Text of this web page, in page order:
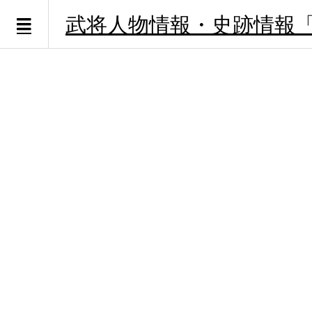
武将人物情報・史跡情報